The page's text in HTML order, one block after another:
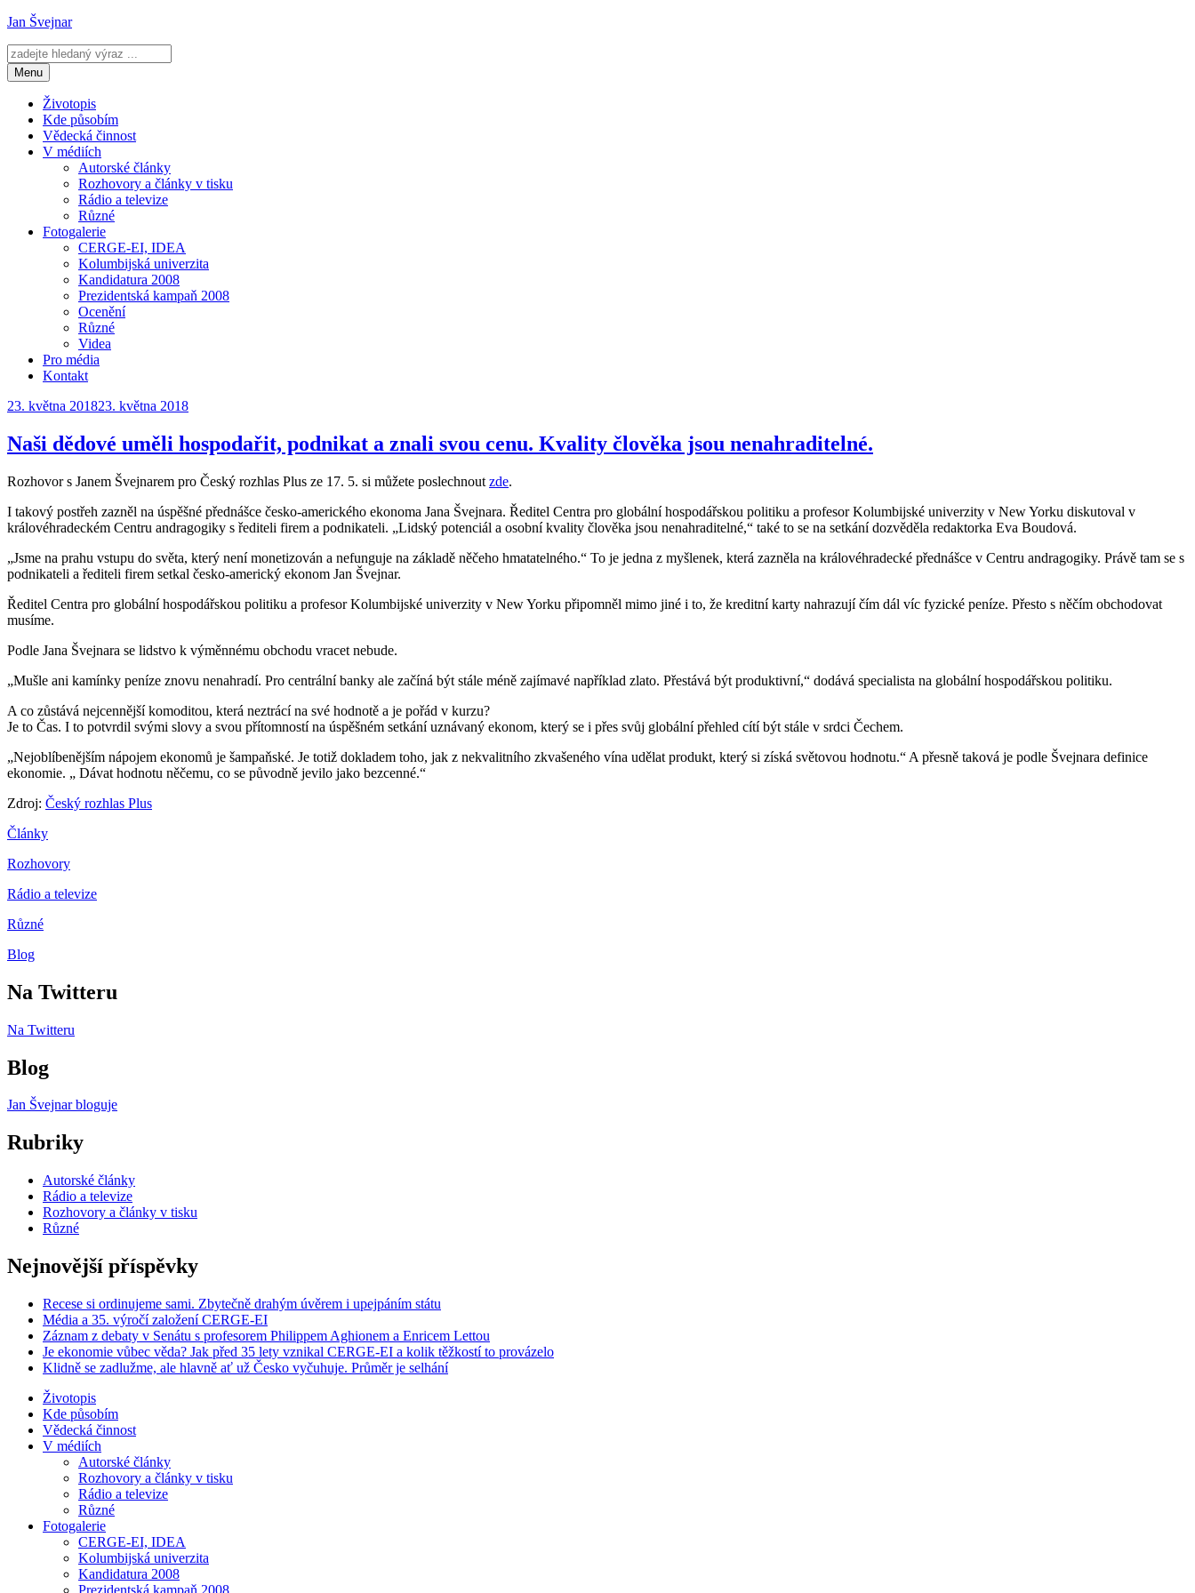
Přejít
obsahu
webu
Jan Švejnar
Menu
Životopis
Kde působím
Vědecká činnost
V médiích
Autorské články
Rozhovory a články v tisku
Rádio a televize
Různé
Fotogalerie
CERGE-EI, IDEA
Kolumbijská univerzita
Kandidatura 2008
Prezidentská kampaň 2008
Ocenění
Různé
Videa
Pro média
Kontakt
Publikováno:
23. května 201823. května 2018
Naši dědové uměli hospodařit, podnikat a znali svou cenu. Kvality člověka jsou nenahraditelné.
Rozhovor s Janem Švejnarem pro Český rozhlas Plus ze 17. 5. si můžete poslechnout zde.
I takový postřeh zazněl na úspěšné přednášce česko-amerického ekonoma Jana Švejnara. Ředitel Centra pro globální hospodářskou politiku a profesor Kolumbijské univerzity v New Yorku diskutoval v
královéhradeckém Centru andragogiky s řediteli firem a podnikateli. „Lidský potenciál a osobní kvality člověka jsou nenahraditelné,“ také to se na setkání dozvěděla redaktorka Eva Boudová.
„Jsme na prahu vstupu do světa, který není monetizován a nefunguje na základě něčeho hmatatelného.“ To je jedna z myšlenek, která zazněla na královéhradecké přednášce v Centru andragogiky. Právě tam se s
podnikateli a řediteli firem setkal česko-americký ekonom Jan Švejnar.
Ředitel Centra pro globální hospodářskou politiku a profesor Kolumbijské univerzity v New Yorku připomněl mimo jiné i to, že kreditní karty nahrazují čím dál víc fyzické peníze. Přesto s něčím obchodovat
musíme.
Podle Jana Švejnara se lidstvo k výměnnému obchodu vracet nebude.
„Mušle ani kamínky peníze znovu nenahradí. Pro centrální banky ale začíná být stále méně zajímavé například zlato. Přestává být produktivní,“ dodává specialista na globální hospodářskou politiku.
A co zůstává nejcennější komoditou, která neztrácí na své hodnotě a je pořád v kurzu?
Je to Čas. I to potvrdil svými slovy a svou přítomností na úspěšném setkání uznávaný ekonom, který se i přes svůj globální přehled cítí být stále v srdci Čechem.
„Nejoblíbenějším nápojem ekonomů je šampaňské. Je totiž dokladem toho, jak z nekvalitního zkvašeného vína udělat produkt, který si získá světovou hodnotu.“ A přesně taková je podle Švejnara definice
ekonomie. „ Dávat hodnotu něčemu, co se původně jevilo jako bezcenné.“
Zdroj: Český rozhlas Plus
Články
Rozhovory
Rádio a televize
Různé
Blog
Na Twitteru
Na Twitteru
Blog
Jan Švejnar bloguje
Rubriky
Autorské články
Rádio a televize
Rozhovory a články v tisku
Různé
Nejnovější příspěvky
Recese si ordinujeme sami. Zbytečně drahým úvěrem i upejpáním státu
Média a 35. výročí založení CERGE-EI
Záznam z debaty v Senátu s profesorem Philippem Aghionem a Enricem Lettou
Je ekonomie vůbec věda? Jak před 35 lety vznikal CERGE-EI a kolik těžkostí to provázelo
Klidně se zadlužme, ale hlavně ať už Česko vyčuhuje. Průměr je selhání
Životopis
Kde působím
Vědecká činnost
V médiích
Autorské články
Rozhovory a články v tisku
Rádio a televize
Různé
Fotogalerie
CERGE-EI, IDEA
Kolumbijská univerzita
Kandidatura 2008
Prezidentská kampaň 2008